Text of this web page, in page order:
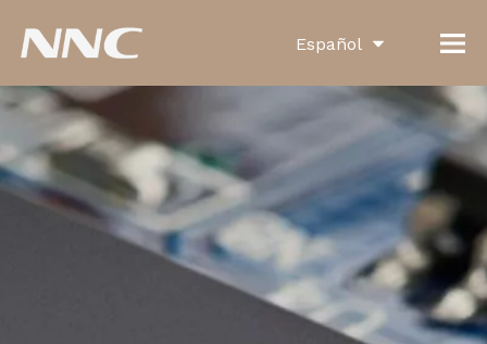
Español
Français
Pусский
Português
Deutsch